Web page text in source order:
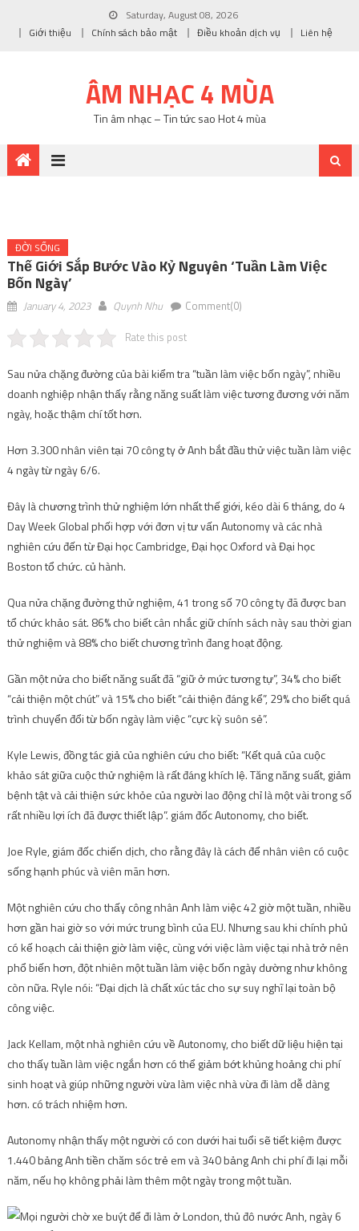
Saturday, August 08, 2026
Giới thiệu
Chính sách bảo mật Điều khoản dịch vụ Liên hệ
ÂM NHẠC 4 MÙA
Tin âm nhạc – Tin tức sao Hot 4 mùa
ĐỜI SỐNG
Thế Giới Sắp Bước Vào Kỷ Nguyên ‘Tuần Làm Việc
Bốn Ngày’
January 4, 2023 Quynh Nhu Comment(0)
Rate this post
Sau nửa chặng đường của bài kiểm tra “tuần làm việc bốn ngày”, nhiều
doanh nghiệp nhận thấy rằng năng suất làm việc tương đương với năm
ngày, hoặc thậm chí tốt hơn.
Hơn 3.300 nhân viên tại 70 công ty ở Anh bắt đầu thử việc tuần làm việc
4 ngày từ ngày 6/6.
Đây là chương trình thử nghiệm lớn nhất thế giới, kéo dài 6 tháng, do 4
Day Week Global phối hợp với đơn vị tư vấn Autonomy và các nhà
nghiên cứu đến từ Đại học Cambridge, Đại học Oxford và Đại học
Boston tổ chức. củ hành.
Qua nửa chặng đường thử nghiệm, 41 trong số 70 công ty đã được ban
tổ chức khảo sát. 86% cho biết cân nhắc giữ chính sách này sau thời gian
thử nghiệm và 88% cho biết chương trình đang hoạt động.
Gần một nửa cho biết năng suất đã “giữ ở mức tương tự”, 34% cho biết
“cải thiện một chút” và 15% cho biết “cải thiện đáng kể”, 29% cho biết quá
trình chuyển đổi từ bốn ngày làm việc “cực kỳ suôn sẻ”.
Kyle Lewis, đồng tác giả của nghiên cứu cho biết: “Kết quả của cuộc
khảo sát giữa cuộc thử nghiệm là rất đáng khích lệ. Tăng năng suất, giảm
bệnh tật và cải thiện sức khỏe của người lao động chỉ là một vài trong số
rất nhiều lợi ích đã được thiết lập”. giám đốc Autonomy, cho biết.
Joe Ryle, giám đốc chiến dịch, cho rằng đây là cách để nhân viên có cuộc
sống hạnh phúc và viên mãn hơn.
Một nghiên cứu cho thấy công nhân Anh làm việc 42 giờ một tuần, nhiều
hơn gần hai giờ so với mức trung bình của EU. Nhưng sau khi chính phủ
có kế hoạch cải thiện giờ làm việc, cùng với việc làm việc tại nhà trở nên
phổ biến hơn, đột nhiên một tuần làm việc bốn ngày dường như không
còn nữa. Ryle nói: “Đại dịch là chất xúc tác cho sự suy nghĩ lại toàn bộ
công việc.
Jack Kellam, một nhà nghiên cứu về Autonomy, cho biết dữ liệu hiện tại
cho thấy tuần làm việc ngắn hơn có thể giảm bớt khủng hoảng chi phí
sinh hoạt và giúp những người vừa làm việc nhà vừa đi làm dễ dàng
hơn. có trách nhiệm hơn.
Autonomy nhận thấy một người có con dưới hai tuổi sẽ tiết kiệm được
1.440 bảng Anh tiền chăm sóc trẻ em và 340 bảng Anh chi phí đi lại mỗi
năm, nếu họ không phải làm thêm một ngày trong một tuần.